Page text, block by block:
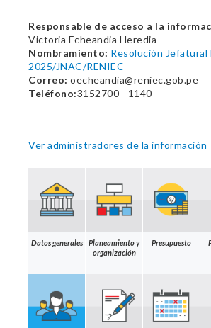
Responsable de acceso a la
Victoria Echeandia Heredia
Nombramiento: Resolución Jefatural
2025/JNAC/RENIEC
Correo: oecheandia@reniec.gob.pe
Teléfono:3152700 - 1140
Ver administradores de la información
Datos generales
Planeamiento y
organización
Presupuesto